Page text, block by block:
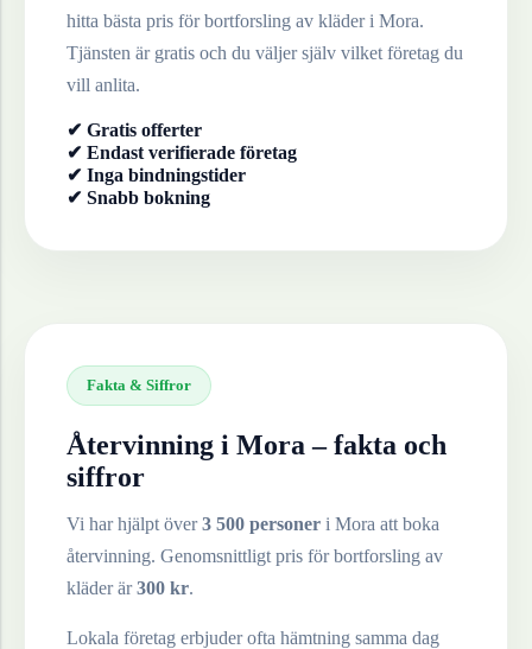
hitta bästa pris för bortforsling av kläderi Mora.
Tjänsten är gratis och du väljer själv vilket företag du
vill anlita.
✔ Gratis offerter
✔ Endast verifierade företag
✔ Inga bindningstider
✔ Snabb bokning
Fakta & Siffror
Återvinning i Mora – fakta och
siffror
Vi har hjälpt över3 500 personer i Mora att boka
återvinning. Genomsnittligt pris för bortforsling av
kläderär300 kr.
Lokala företag erbjuder ofta hämtning samma dag